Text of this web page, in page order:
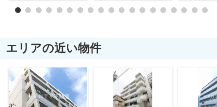
エリアの近い物件